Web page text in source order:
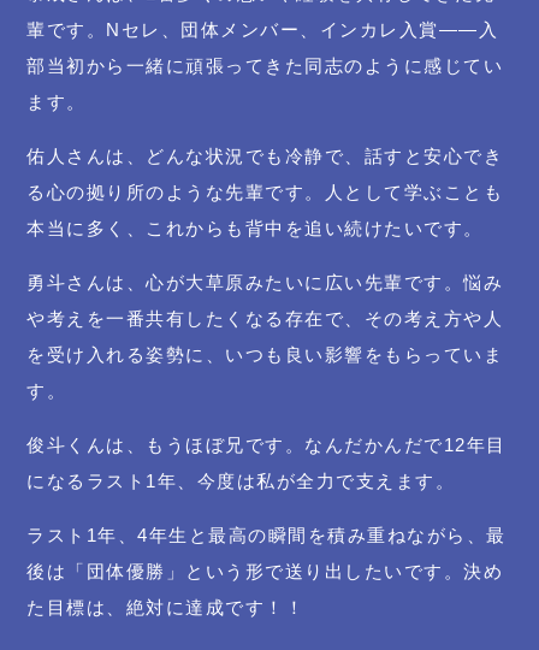
輩です。Nセレ、団体メンバー、インカレ入賞――入
部当初から一緒に頑張ってきた同志のように感じてい
ます。
佑人さんは、どんな状況でも冷静で、話すと安心でき
る心の拠り所のような先輩です。人として学ぶことも
本当に多く、これからも背中を追い続けたいです。
勇斗さんは、心が大草原みたいに広い先輩です。悩み
や考えを一番共有したくなる存在で、その考え方や人
を受け入れる姿勢に、いつも良い影響をもらっていま
す。
俊斗くんは、もうほぼ兄です。なんだかんだで12年目
になるラスト1年、今度は私が全力で支えます。
ラスト1年、4年生と最高の瞬間を積み重ねながら、最
後は「団体優勝」という形で送り出したいです。決め
た目標は、絶対に達成です！！